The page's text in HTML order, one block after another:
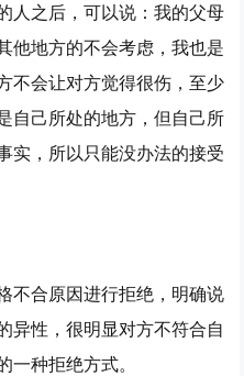
人之后，可以说：我的父母
他地方的不会考虑，我也是
不会让对方觉得很伤，至少
自己所处的地方，但自己所
实，所以只能没办法的接受
不合原因进行拒绝，明确说
异性，很明显对方不符合自
一种拒绝方式。